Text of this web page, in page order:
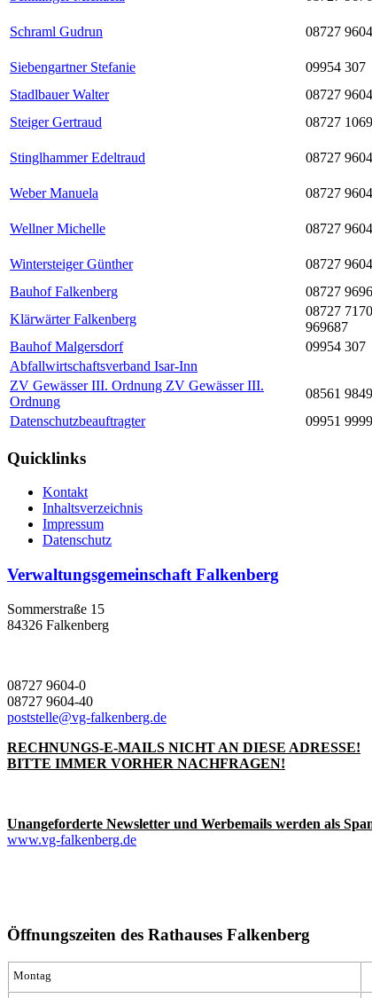
Schraml Gudrun 08727
Siebengartner Stefanie 09954 307
Stadlbauer Walter
08727
Steiger Gertraud
08727 1069
Stinglhammer Edeltraud 08727
Weber Manuela
08727
Wellner Michelle 08727
Wintersteiger Günther 08727
Bauhof Falkenberg
08727
Klärwärter Falkenberg
08727
969687
Bauhof Malgersdorf
09954 307
Abfallwirtschaftsverband Isar-Inn
ZV Gewässer III. Ordnung ZV Gewässer III.
Ordnung
08561
Datenschutzbeauftragter
09951
Quicklinks
Kontakt
Inhaltsverzeichnis
Impressum
Datenschutz
Verwaltungsgemeinschaft Falkenberg
Sommerstraße 15
84326 Falkenberg
08727 9604-0
08727 9604-40
poststelle@vg-falkenberg.de
RECHNUNGS-E-MAILS NICHT AN DIESE ADRESSE!
BITTE IMMER VORHER NACHFRAGEN!
Unangeforderte Newsletter und Werbemails werden als
www.vg-falkenberg.de
Öffnungszeiten des Rathauses Falkenberg
Montag